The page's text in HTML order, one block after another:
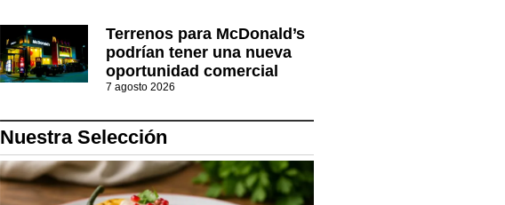
Terrenos para McDonald’s
podrían tener una nueva
oportunidad comercial
7 agosto 2026
Nuestra Selección